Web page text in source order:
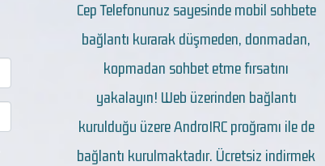
Cep Telefonunuz sayesinde mobil sohbete
bağlantı kurarak düşmeden, donmadan,
kopmadan sohbet etme fırsatını
yakalayın! Web üzerinden bağlantı
kurulduğu üzere AndroIRC proğramı ile de
bağlantı kurulmaktadır. Ücretsiz indirmek